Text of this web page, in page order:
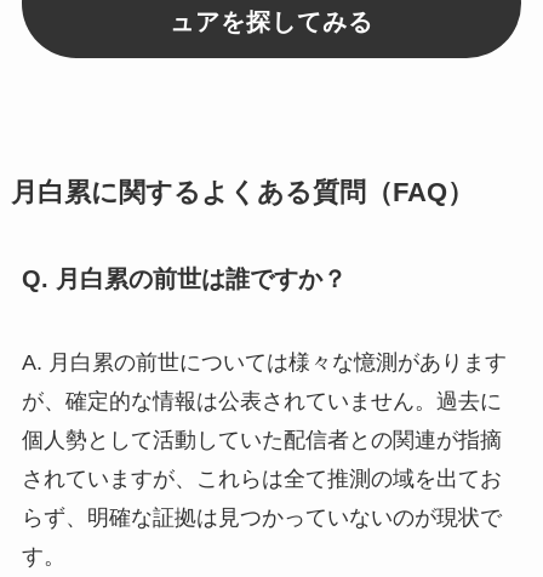
ュアを探してみる
月白累に関するよくある質問（FAQ）
Q. 月白累の前世は誰ですか？
A. 月白累の前世については様々な憶測があります
が、確定的な情報は公表されていません。過去に
個人勢として活動していた配信者との関連が指摘
されていますが、これらは全て推測の域を出てお
らず、明確な証拠は見つかっていないのが現状で
す。